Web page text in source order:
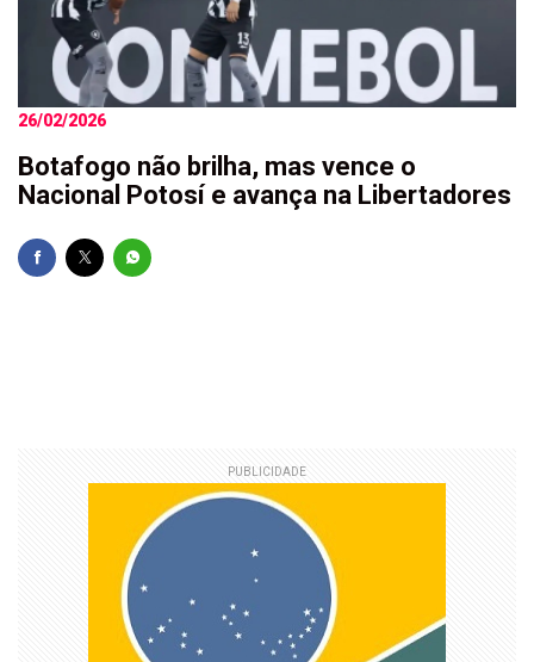
26/02/2026
Botafogo não brilha, mas vence o
Nacional Potosí e avança na Libertadores
PUBLICIDADE